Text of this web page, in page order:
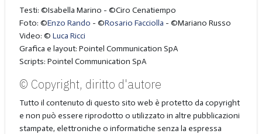
Testi: ©Isabella Marino - ©Ciro Cenatiempo
Foto: ©Enzo Rando - ©Rosario Facciolla - ©Mariano Russo
Video: © Luca Ricci
Grafica e layout: Pointel Communication SpA
Scripts: Pointel Communication SpA
© Copyright, diritto d'autore
Tutto il contenuto di questo sito web è protetto da copyright
e non può essere riprodotto o utilizzato in altre pubblicazioni
stampate, elettroniche o informatiche senza la espressa